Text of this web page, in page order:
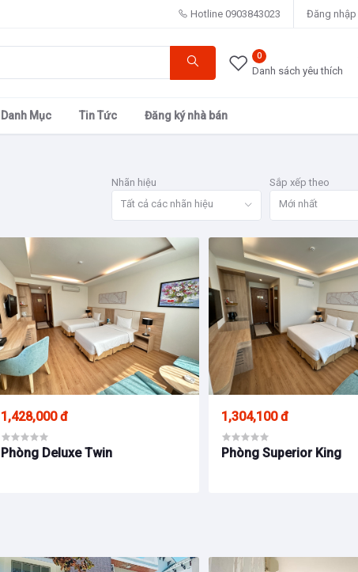
Hotline 0903843023 Đăng nhập
0
Danh sách yêu thích
Danh Mục Tin Tức Đăng ký nhà bán
Nhãn hiệu
Tất cả các nhãn hiệu
Sắp xếp theo
Mới nhất
1,428,000 đ
Phòng Deluxe Twin
1,304,100 đ
Phòng Superior King